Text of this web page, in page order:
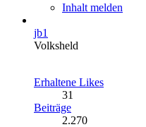
Inhalt melden
jb1
Volksheld
Erhaltene Likes
31
Beiträge
2.270